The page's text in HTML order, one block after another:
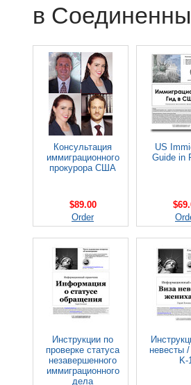
в
Консультация
иммиграционного
прокурора США
$89.00
Order
US
Guide in
Инструкции по
проверке статуса
незавершенного
иммиграционного
дела
невесты
K-